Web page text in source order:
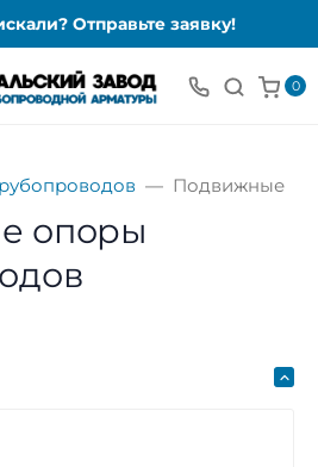
Отправьте заявку!
0
Подвижные
опоры